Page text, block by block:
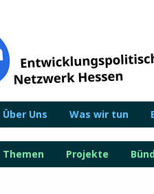
Über Uns Was wir tun
Themen Projekte